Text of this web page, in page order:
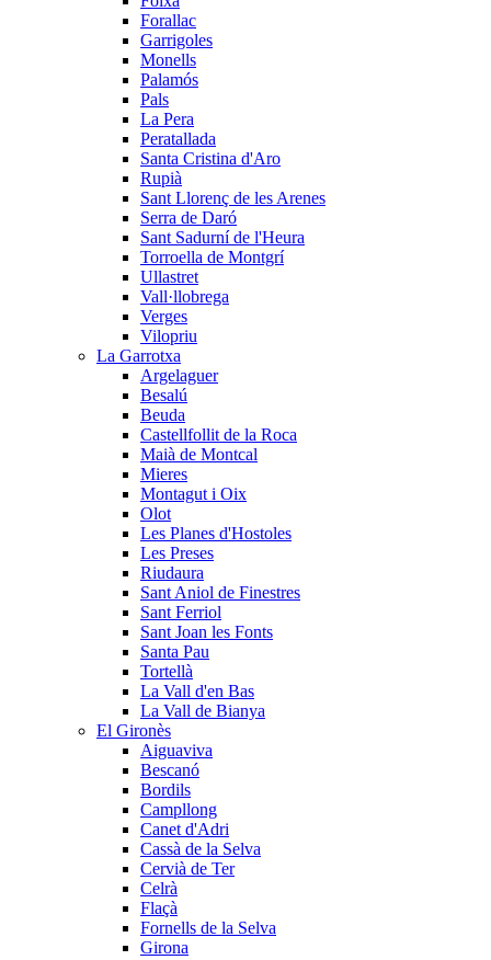
Forallac
Garrigoles
Monells
Palamós
Pals
La Pera
Peratallada
Santa Cristina d'Aro
Rupià
Sant Llorenç de les Arenes
Serra de Daró
Sant Sadurní de l'Heura
Torroella de Montgrí
Ullastret
Vall·llobrega
Verges
Vilopriu
La Garrotxa
Argelaguer
Besalú
Beuda
Castellfollit de la Roca
Maià de Montcal
Mieres
Montagut i Oix
Olot
Les Planes d'Hostoles
Les Preses
Riudaura
Sant Aniol de Finestres
Sant Ferriol
Sant Joan les Fonts
Santa Pau
Tortellà
La Vall d'en Bas
La Vall de Bianya
El Gironès
Aiguaviva
Bescanó
Bordils
Campllong
Canet d'Adri
Cassà de la Selva
Cervià de Ter
Celrà
Flaçà
Fornells de la Selva
Girona